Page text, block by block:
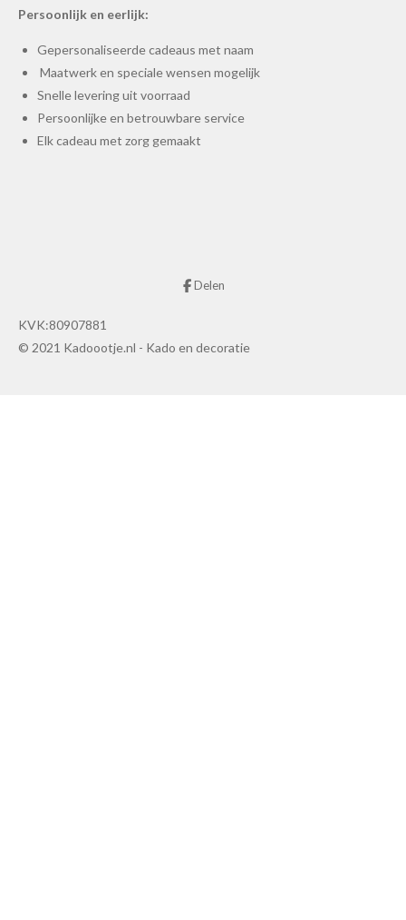
Persoonlijk en eerlijk:
Gepersonaliseerde cadeaus met naam
Maatwerk en speciale wensen mogelijk
Snelle levering uit voorraad
Persoonlijke en betrouwbare service
Elk cadeau met zorg gemaakt
Delen
KVK:80907881
© 2021 Kadoootje.nl - Kado en decoratie